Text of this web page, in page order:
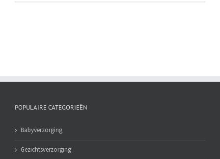
POPULAIRE CATEGORIEËN
Babyverzorging
Gezichtsverzorging